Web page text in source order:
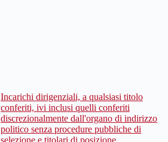
Incarichi dirigenziali, a qualsiasi titolo
conferiti, ivi inclusi quelli conferiti
discrezionalmente dall'organo di indirizzo
politico senza procedure pubbliche di